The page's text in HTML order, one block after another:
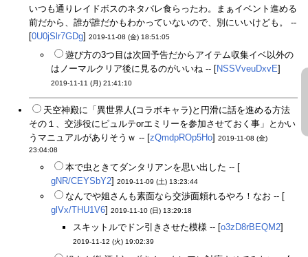
いつも通りレイドボスのネタバレ食らったわ。まぁイベント進める
前だから、誰が誰だかもわかっていないので、別にいいけども。 --
[0U0jSlr7GDg] 2019-11-08 (金) 18:51:05
遊び方の3つ目は次回予告だからアイテム収集イベ以外の
はノーマルクリア後に見るのがいいね -- [NSSVveuDxvE]
2019-11-11 (月) 21:41:10
天空神殿に「異世界人(コラボキャラ)と円滑に話を進める方法
その１、交渉役にピュルテorエミリーを参加させておく事」とかい
うマニュアルがありそうｗ -- [zQmdpROp5Ho] 2019-11-08 (金)
23:04:08
本で虫ときてダンタリアンを思い出した -- [
gNR/CEYSbY2] 2019-11-09 (土) 13:23:44
なんでや姐さんも素面なら交渉面頼れるやろ！なお -- [
glVx/THU1V6] 2019-11-10 (日) 13:29:18
スキットルでドン引きさせた模様 -- [o3zD8rBEQM2]
2019-11-12 (火) 19:02:39